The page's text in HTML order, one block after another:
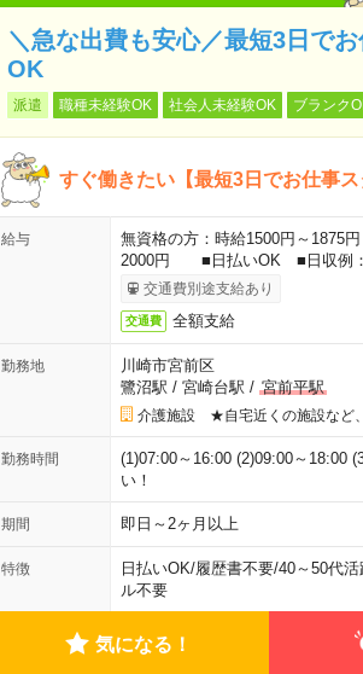
＼急な出費も安心／最短3日で
OK
派遣 職種未経験OK 社会人未経験OK ブランク
すぐ働きたい【最短3日でお仕事
給与
無資格の方：時給1500円～1875
2000円 ■日払いOK ■日収例：1
交通費別途支給あり
交通費 全額支給
勤務地
川崎市宮前区
鷺沼駅 / 宮崎台駅 / 宮前平駅
介護施設 ★自宅近くの施設など
勤務時間
(1)07:00～16:00 (2)09:00～18:00
い！
期間 即日～2ヶ月以上
特徴 日払いOK/履歴書不要/40～50代活
ル不要
気になる！